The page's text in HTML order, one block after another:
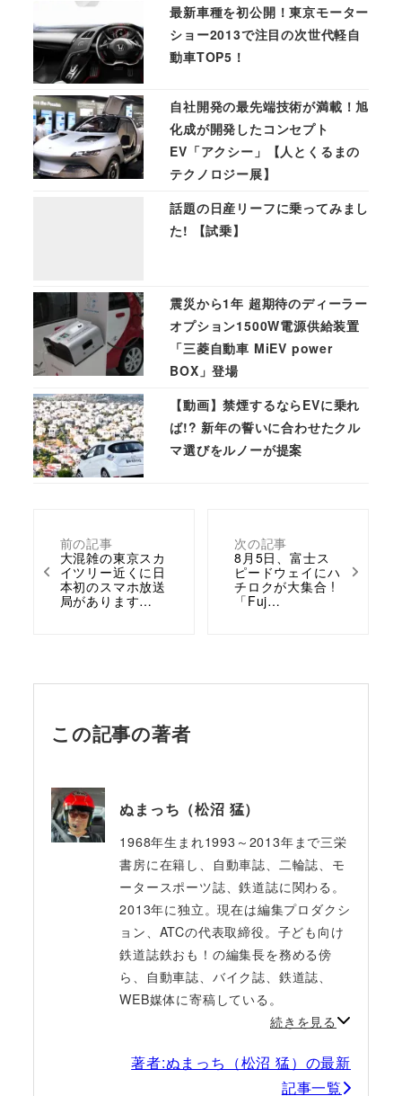
前の記事
大混雑の東京スカ
イツリー近くに日
本初のスマホ放送
局があります…
次の記事
8月5日、富士ス
ピードウェイにハ
チロクが大集合 !
「Fuj…
最新車種を初公開！東京モーター
ショー2013で注目の次世代軽自
動車TOP5！
自社開発の最先端技術が満載！旭
化成が開発したコンセプト
EV「アクシー」【人とくるまの
テクノロジー展】
話題の日産リーフに乗ってみまし
た! 【試乗】
震災から1年 超期待のディーラー
オプション1500W電源供給装置
「三菱自動車 MiEV power
BOX」登場
【動画】禁煙するならEVに乗れ
ば!? 新年の誓いに合わせたクル
マ選びをルノーが提案
この記事の著者
ぬまっち（松沼 猛）
1968年生まれ1993～2013年まで三栄
書房に在籍し、自動車誌、二輪誌、モ
ータースポーツ誌、鉄道誌に関わる。
2013年に独立。現在は編集プロダクシ
ョン、ATCの代表取締役。子ども向け
鉄道誌鉄おも！の編集長を務める傍
ら、自動車誌、バイク誌、鉄道誌、
WEB媒体に寄稿している。
続きを見る
著者:ぬまっち（松沼 猛）の最新
記事一覧